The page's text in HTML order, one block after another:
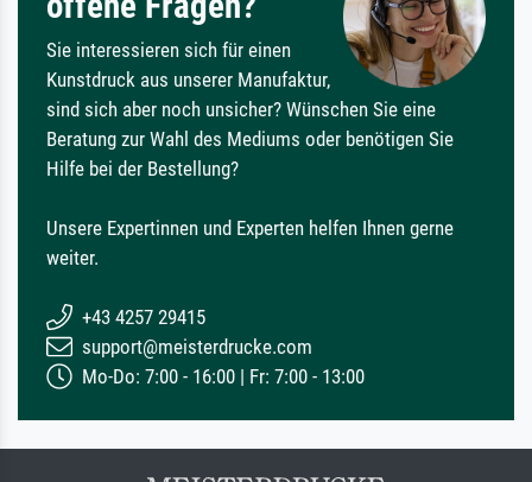
Sie interessieren sich für einen
Kunstdruck aus unserer Manufaktur,
sind sich aber noch unsicher? Wünschen Sie eine
Beratung zur Wahl des Mediums oder benötigen Sie
Hilfe bei der Bestellung?
Unsere Expertinnen und Experten helfen Ihnen gerne
weiter.
+43 4257 29415
support@meisterdrucke.com
Mo-Do: 7:00 - 16:00 | Fr: 7:00 - 13:00